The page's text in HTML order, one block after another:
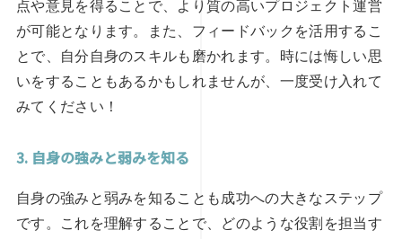
点や意見を得ることで、より質の高いプロジェクト運営
が可能となります。また、フィードバックを活用するこ
とで、自分自身のスキルも磨かれます。時には悔しい思
いをすることもあるかもしれませんが、一度受け入れて
みてください！
3. 自身の強みと弱みを知る
自身の強みと弱みを知ることも成功への大きなステップ
です。これを理解することで、どのような役割を担当す